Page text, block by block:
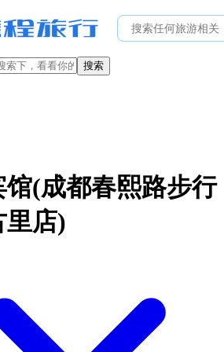
搜索
馆(成都春熙路步行
里店)